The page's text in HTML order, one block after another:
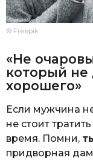
© Freepik
«Не
который не
хорошего»
Если мужчина
не стоит
время. Помни,
придворная